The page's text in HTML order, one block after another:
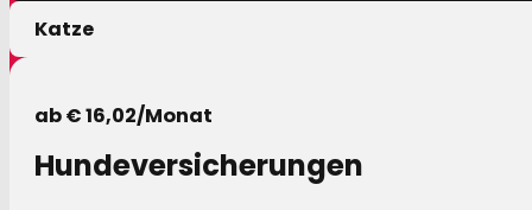
Katze
ab € 16,02/Monat
Hundeversicherungen